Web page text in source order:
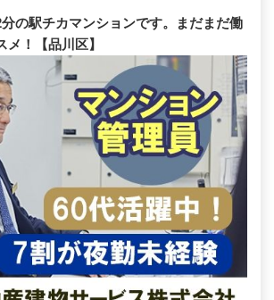
の駅チカマンションです。まだまだ働
メ！【品川区】